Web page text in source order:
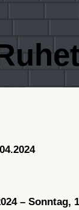
– Sonntag,